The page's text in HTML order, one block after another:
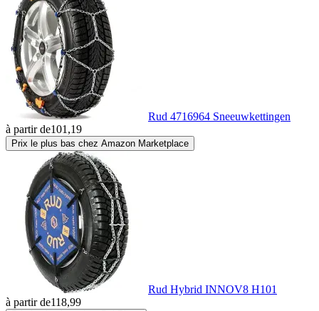
Rud 4716964 Sneeuwkettingen
à partir de101,19
Prix le plus bas chez Amazon Marketplace
Rud Hybrid INNOV8 H101
à partir de118,99